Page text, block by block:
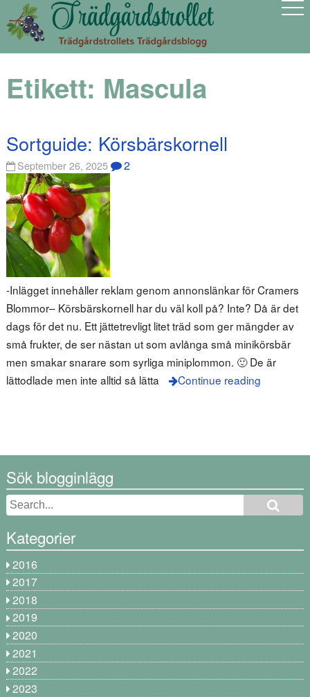
Etikett: Mascula
Sortguide: Körsbärskornell
September 26, 2025 2
-Inlägget innehåller reklam genom annonslänkar för Cramers
Blommor– Körsbärskornell har du väl koll på? Inte? Då är det
dags för det nu. Ett jättetrevligt litet träd som ger mängder av
små frukter, de ser nästan ut som avlånga små minikörsbär
men smakar snarare som syrliga miniplommon. 🙂 De är
lättodlade men inte alltid så lätta
Continue reading
Sök blogginlägg
Kategorier
2016
2017
2018
2019
2020
2021
2022
2023